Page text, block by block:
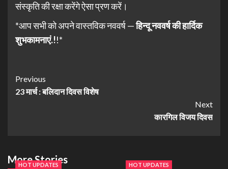
संस्कृति की रक्षा करेंगे ऐसा प्रण करें।
*आप सभी को अपने वास्तविक नववर्ष —हिन्दू नववर्ष की हार्दिक
शुभकामनाएं.!!*
Previous
23 मार्च : बलिदान दिवसविशेष
Next
कारगिल विजय दिवस
More Stories
HOT UPDATES HOT UPDATES